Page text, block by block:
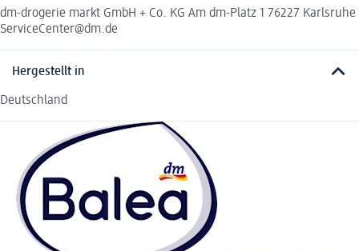
dm-drogerie markt GmbH + Co. KG Am dm-Platz 1 76227 Karlsruhe
ServiceCenter@dm.de
Hergestellt in
Deutschland